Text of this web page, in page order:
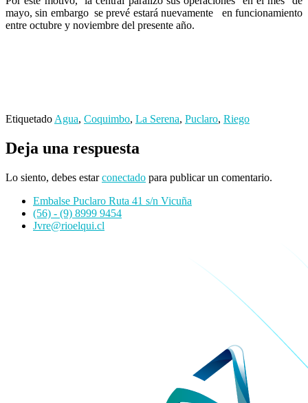
mayo, sin embargo se prevé estará nuevamente en funcionamiento
entre octubre y noviembre del presente año.
Etiquetado Agua, Coquimbo, La Serena, Puclaro, Riego
Deja una respuesta
Lo siento, debes estarconectado para publicar un comentario.
Embalse Puclaro Ruta 41 s/n Vicuña
(56) - (9) 8999 9454
Jvre@rioelqui.cl